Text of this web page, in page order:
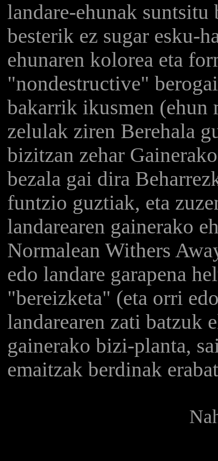
landare-ehunak
besterik ez sugar esku-
ehunaren kolorea eta
"nondestructive"
bakarrik ikusmen (ehun
zelulak ziren Berehala
bizitzan zehar
bezala gai dira
funtzio guztiak, eta
landarearen gainerako
Normalean Withers
edo landare garapena
"bereizketa" (eta orri
landarearen zati batzuk
gainerako bizi-planta,
emaitzak berdinak